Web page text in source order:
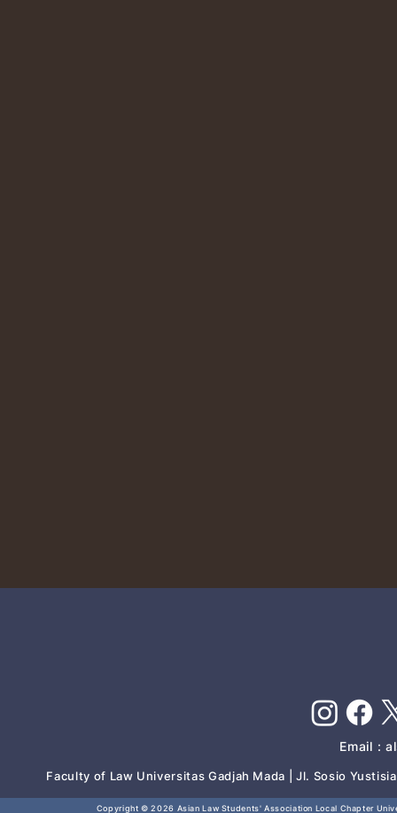
Email :
Faculty of Law Universitas Gadjah Mada | Jl. Sosio
Copyright © 2026 Asian Law Students' Association Local Chapter